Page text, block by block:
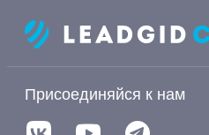
Онлайн заявка на
Онлайн заявка на
Присоединяйся к нам